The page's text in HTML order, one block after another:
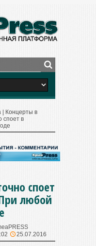
Концерты в
споет в
споет
любой
25.07.2016